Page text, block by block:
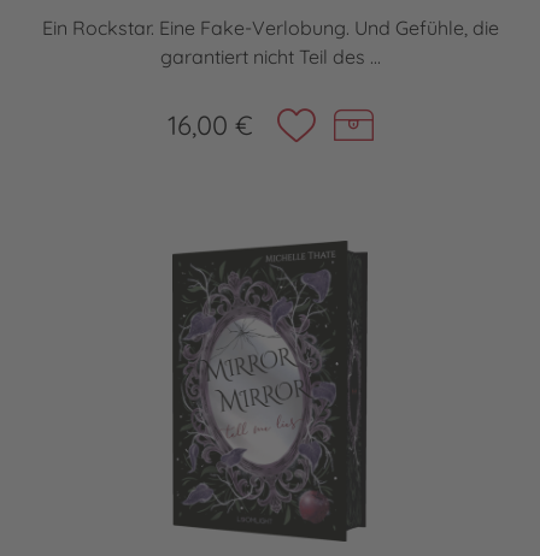
Ein Rockstar. Eine Fake-Verlobung. Und Gefühle, die
garantiert nicht Teil des ...
16,00 €